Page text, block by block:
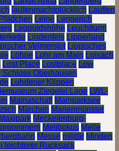
laufenmachtglücklich Lauffen
Leine Lengerich
Leopoldshöhe Leuchtturm
Lindenfels Lipperland
Velmerstot Lippisches
Löhne Lohr am Main Loisach
Lost Place Lostplace Low
Schloss Oberhausen
Luhdener Klippen
Ziegelei Lage LWL-
Mainaschaff Mainparksee
Märchen Marienmünster
Maxipark Meckelenburg-
Melibokus Melle
Messe militär Minden
leichterer Rucksack